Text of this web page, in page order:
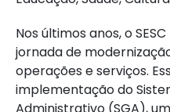
Nos últimos anos, o
jornada de
operações e serviços.
implementação do